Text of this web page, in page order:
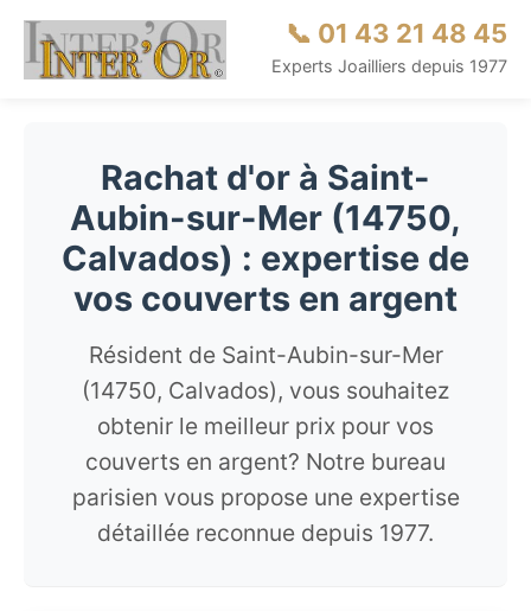
📞 01 43 21 48 45
Experts Joailliers depuis 1977
Rachat d'or à Saint-
Aubin-sur-Mer (14750,
Calvados) : expertise de
vos couverts en argent
Résident de Saint-Aubin-sur-Mer
(14750, Calvados), vous souhaitez
obtenir le meilleur prix pour vos
couverts en argent? Notre bureau
parisien vous propose une expertise
détaillée reconnue depuis 1977.